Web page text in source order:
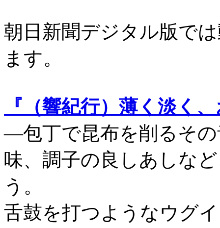
朝日新聞デジタル版で
ます。
『（響紀行）薄く淡く
―包丁で昆布を削るそ
味、調子の良しあしな
う。
舌鼓を打つようなウグ